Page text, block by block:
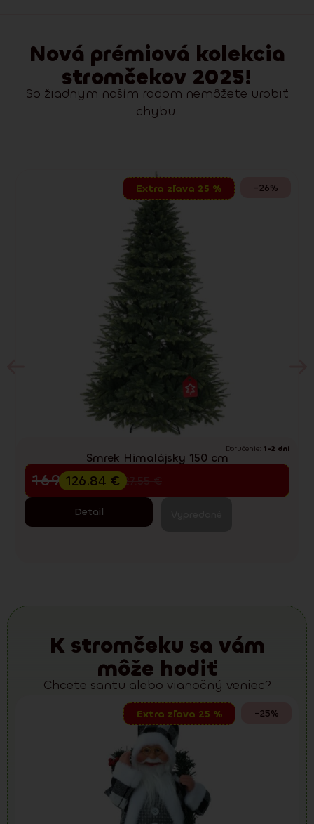
Nová prémiová kolekcia
stromčekov 2025!
So žiadnym naším radom nemôžete urobiť
chybu.
-26%
Extra zľava 25 %
Doručenie: 1-2 dni
Smrek Himalájsky 150 cm
Predvianočný výpredaj
227.55
169.12€
126.84 €
Detail
K stromčeku sa vám
môže hodiť
Chcete santu alebo vianočný veniec?
-25%
Extra zľava 25 %